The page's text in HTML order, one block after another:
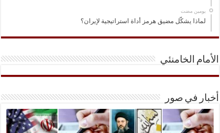
‏يومين مضت
لماذا يشكّل مضيق هرمز أداة استراتيجية لإيران؟
الأمام الخامنئي
أخبار في صور